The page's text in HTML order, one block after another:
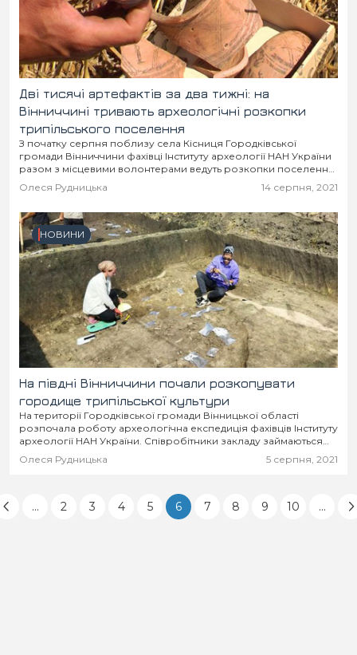
Дві тисячі артефактів за два тижні: на
Вінниччині тривають археологічні розкопки
трипільського поселення
З початку серпня поблизу села Кісниця Городківської
громади Вінниччини фахівці Інституту археології НАН України
разом з місцевими волонтерами ведуть розкопки поселення
трипільської культури, однієї з основних
давньоземлеробських культур кам’яно–мідної доби....
Олеся Рудницька 14 серпня, 2021
НОВИНИ
На півдні Вінниччини почали розкопувати
городище трипільської культури
На території Городківської громади Вінницької області
розпочала роботу археологічна експедиція фахівців Інституту
археології НАН України. Співробітники закладу займаються
розкопками поселення трипільської культури.
Олеся Рудницька 5 серпня, 2021
... 2 3 4 5 6 7 8 9 10 ...